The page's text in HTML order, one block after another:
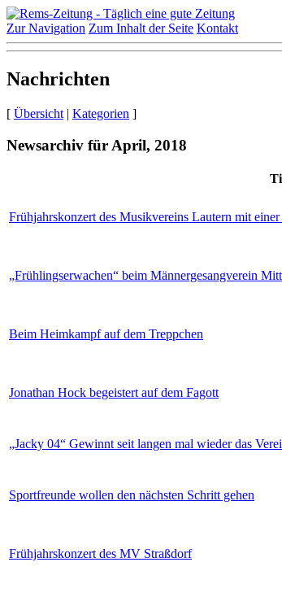
Zur Navigation Zum Inhalt der Seite Kontakt
Nachrichten
[ Übersicht | Kategorien ]
Newsarchiv für April, 2018
Frühjahrskonzert des Musikvereins Lautern mit
„Frühlingserwachen“ beim Männergesangverein
Beim Heimkampf auf dem Treppchen
Jonathan Hock begeistert auf dem Fagott
„Jacky 04“ Gewinnt seit langen mal wieder das
Sportfreunde wollen den nächsten Schritt gehen
Frühjahrskonzert des MV Straßdorf